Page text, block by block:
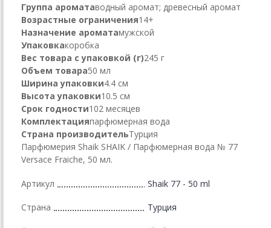
Группа ароматаводный аромат; древесный аромат
Возрастные ограничения14+
Назначение ароматамужской
Упаковкакоробка
Вес товара с упаковкой (г)245 г
Объем товара50 мл
Ширина упаковки4.4 см
Высота упаковки10.5 см
Срок годности102 месяцев
Комплектацияпарфюмерная вода
Страна производительТурция
Парфюмерия Shaik SHAIK / Парфюмерная вода № 77
Versace Fraiche, 50 мл.
Артикул Shaik 77 - 50 ml
Страна Турция